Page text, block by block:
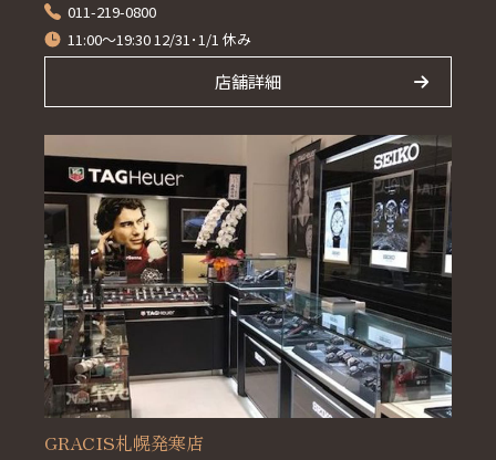
011-219-0800
11:00～19:30 12/31･1/1 休み
店舗詳細
GRACIS札幌発寒店